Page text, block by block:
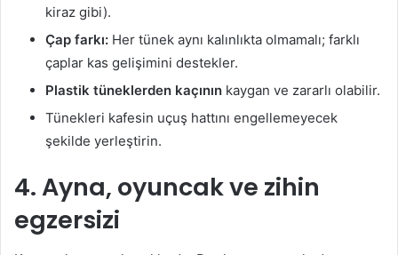
kiraz gibi).
Çap farkı: Her tünek aynı kalınlıkta olmamalı; farklı
çaplar kas gelişimini destekler.
Plastik tüneklerden kaçının kaygan ve zararlı olabilir.
Tünekleri kafesin uçuş hattını engellemeyecek
şekilde yerleştirin.
4. Ayna, oyuncak ve zihin
egzersizi